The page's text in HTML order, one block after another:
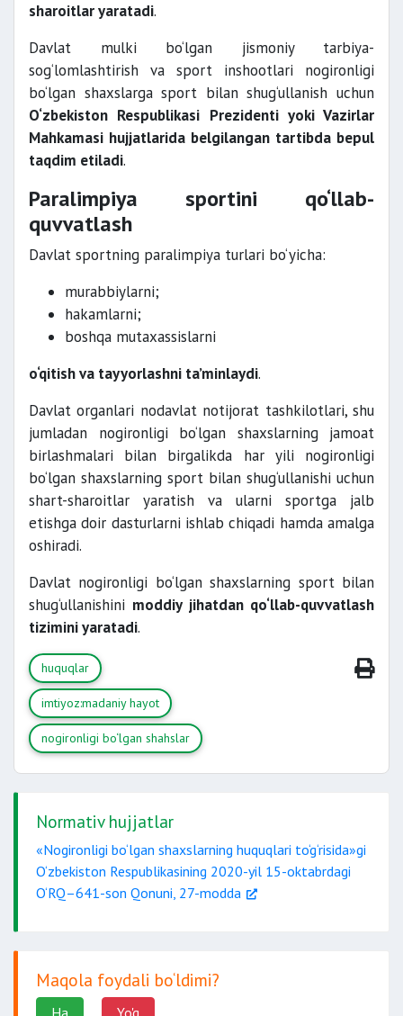
sharoitlar yaratadi.
Davlat mulki bo‘lgan jismoniy tarbiya-
sog‘lomlashtirish va sport inshootlari nogironligi
bo‘lgan shaxslarga sport bilan shug‘ullanish uchun
O‘zbekiston Respublikasi Prezidenti yoki Vazirlar
Mahkamasi hujjatlarida belgilangan tartibda bepul
taqdim etiladi.
Paralimpiya sportini qo‘llab-
quvvatlash
Davlat sportning paralimpiya turlari bo‘yicha:
murabbiylarni;
hakamlarni;
boshqa mutaxassislarni
o‘qitish va tayyorlashni ta’minlaydi.
Davlat organlari nodavlat notijorat tashkilotlari, shu
jumladan nogironligi bo‘lgan shaxslarning jamoat
birlashmalari bilan birgalikda har yili nogironligi
bo‘lgan shaxslarning sport bilan shug‘ullanishi uchun
shart-sharoitlar yaratish va ularni sportga jalb
etishga doir dasturlarni ishlab chiqadi hamda amalga
oshiradi.
Davlat nogironligi bo‘lgan shaxslarning sport bilan
shug‘ullanishini moddiy jihatdan qo‘llab-quvvatlash
tizimini yaratadi.
huquqlar
imtiyoz:madaniy hayot
nogironligi bo‘lgan shahslar
Normativ hujjatlar
«Nogironligi bo‘lgan shaxslarning huquqlari to‘g‘risida»gi
O‘zbekiston Respublikasining 2020-yil 15-oktabrdagi
O‘RQ–641-son Qonuni, 27-modda
Maqola foydali bo‘ldimi?
Ha Yo'q